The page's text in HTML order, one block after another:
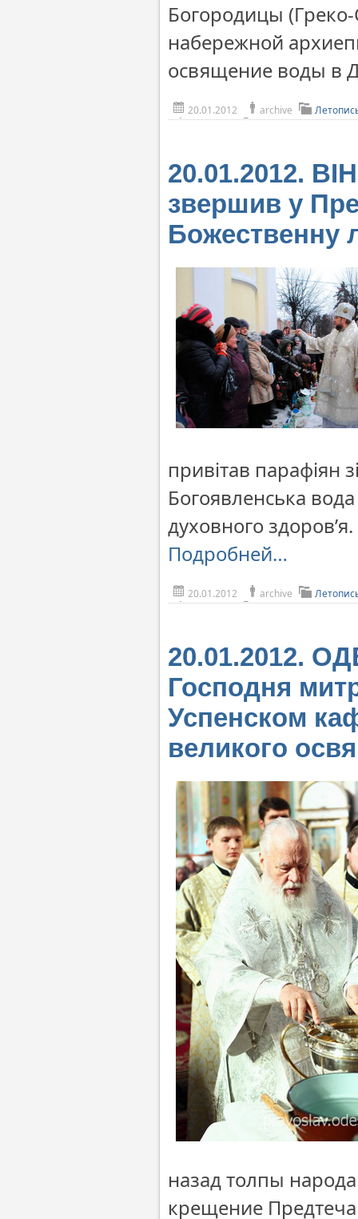
Богородицы
набережной
освящение воды в
20.01.2012 archive
20.01.2012.
звершив у
Божественну
привітав парафіян
Богоявленська
духовного здоров’я.
Подробней…
20.01.2012 archive
20.01.2012.
Господня
Успенском
великого
назад толпы
крещение